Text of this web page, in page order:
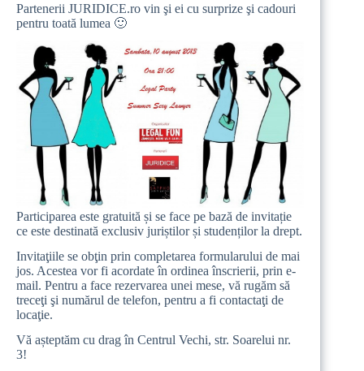
Partenerii JURIDICE.ro vin şi ei cu surprize şi cadouri
pentru toată lumea 🙂
Participarea este gratuită și se face pe bază de invitație
ce este destinată exclusiv juriștilor și studenților la drept.
Invitaţiile se obţin prin completarea formularului de mai
jos. Acestea vor fi acordate în ordinea înscrierii, prin e-
mail. Pentru a face rezervarea unei mese, vă rugăm să
treceţi şi numărul de telefon, pentru a fi contactaţi de
locaţie.
Vă așteptăm cu drag în Centrul Vechi, str. Soarelui nr.
3!